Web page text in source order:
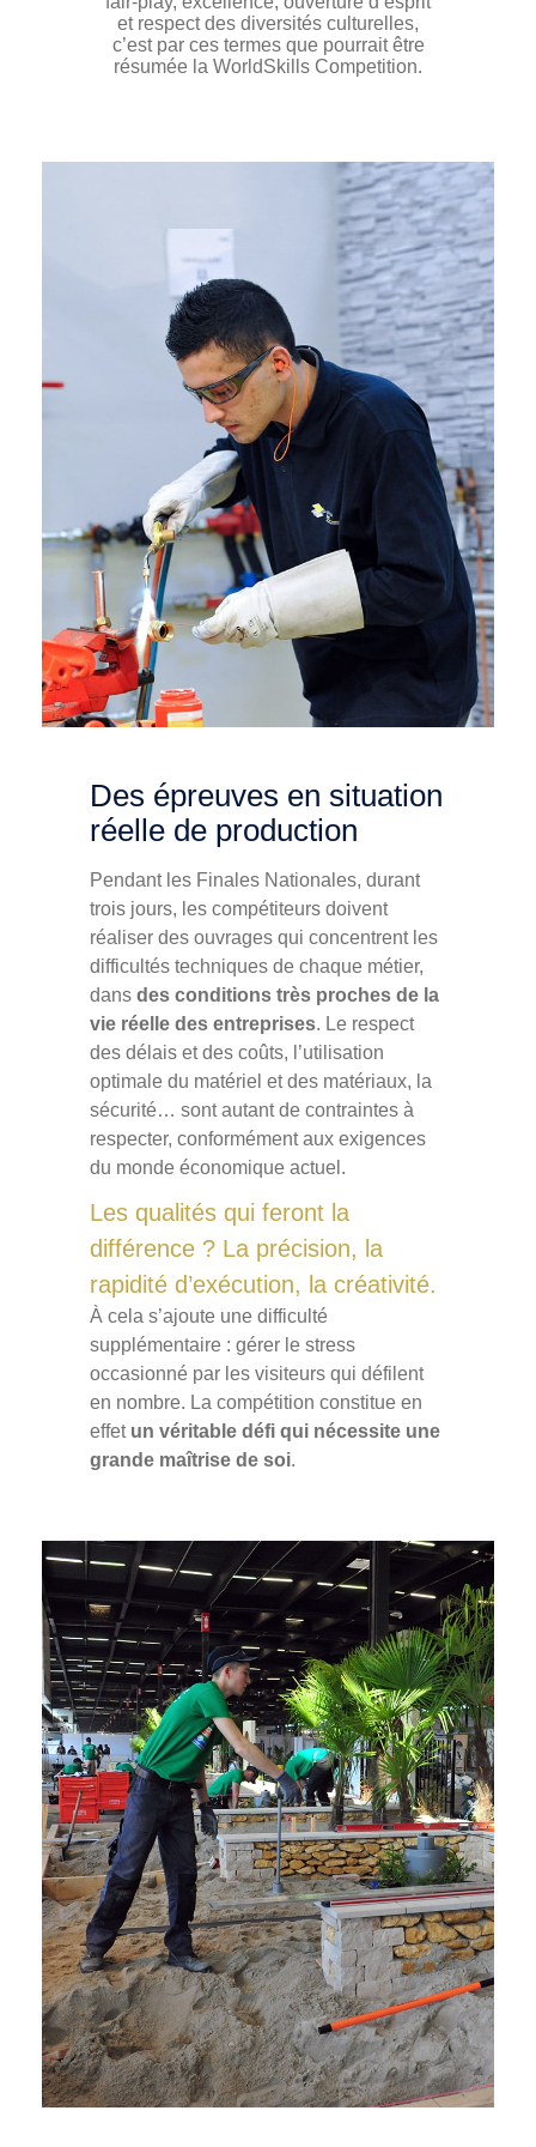
Photos
Vidéos
Questions fréquentes
Espace presse
Inscription à la newsletter
Espace membres
et respect des diversités culturelles,
c’est par ces termes que pourrait être
résumée la WorldSkills Competition.
Des épreuves en situation
réelle de production
Pendant les Finales Nationales, durant
trois jours, les compétiteurs doivent
réaliser des ouvrages qui concentrent les
difficultés techniques de chaque métier,
dans des conditions très proches de la
vie réelle des entreprises. Le respect
des délais et des coûts, l’utilisation
optimale du matériel et des matériaux, la
sécurité… sont autant de contraintes à
respecter, conformément aux exigences
du monde économique actuel.
Les qualités qui feront la
différence ? La précision, la
rapidité d’exécution, la créativité.
À cela s’ajoute une difficulté
supplémentaire : gérer le stress
occasionné par les visiteurs qui défilent
en nombre. La compétition constitue en
effet un véritable défi qui nécessite une
grande maîtrise de soi.